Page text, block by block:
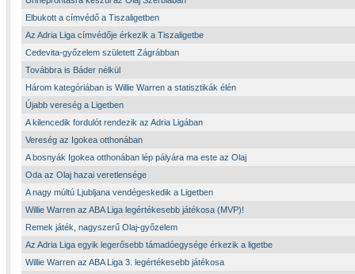
Elbukott a címvédő a Tiszaligetben
Az Adria Liga címvédője érkezik a Tiszaligetbe
Cedevita-győzelem született Zágrábban
Továbbra is Báder nélkül
Három kategóriában is Willie Warren a statisztikák élén
Újabb vereség a Ligetben
A kilencedik fordulót rendezik az Adria Ligában
Vereség az Igokea otthonában
A bosnyák Igokea otthonában lép pályára ma este az Olaj
Oda az Olaj hazai veretlensége
A nagy múltú Ljubljana vendégeskedik a Ligetben
Willie Warren az ABA Liga legértékesebb játékosa (MVP)!
Remek játék, nagyszerű Olaj-győzelem
Az Adria Liga egyik legerősebb támadóegysége érkezik a ligetbe
Willie Warren az ABA Liga 3. legértékesebb játékosa